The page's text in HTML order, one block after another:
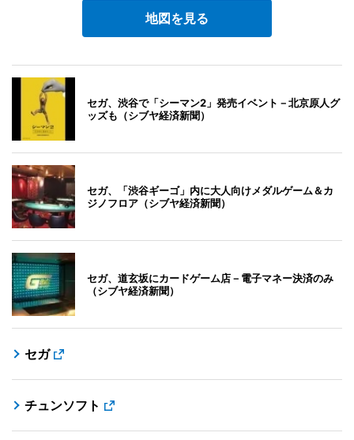
地図を見る
セガ、渋谷で「シーマン2」発売イベント－北京原人グ
ッズも（シブヤ経済新聞）
セガ、「渋谷ギーゴ」内に大人向けメダルゲーム＆カ
ジノフロア（シブヤ経済新聞）
セガ、道玄坂にカードゲーム店－電子マネー決済のみ
（シブヤ経済新聞）
セガ
チュンソフト